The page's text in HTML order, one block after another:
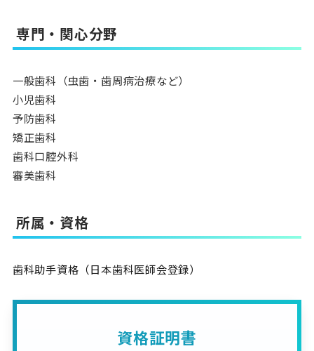
専門・関心分野
一般歯科（虫歯・歯周病治療など）
小児歯科
予防歯科
矯正歯科
歯科口腔外科
審美歯科
所属・資格
歯科助手資格（日本歯科医師会登録）
資格証明書